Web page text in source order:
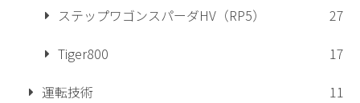
ステップワゴンスパーダHV（RP5）
27
Tiger800
17
運転技術
11